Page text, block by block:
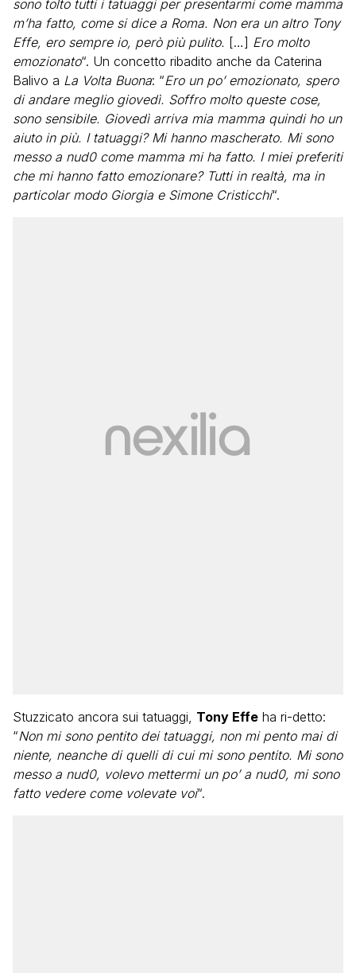
sono tolto tutti i tatuaggi per presentarmi come mamma
m’ha fatto, come si dice a Roma. Non era un altro Tony
Effe, ero sempre io, però più pulito. […] Ero molto
emozionato“. Un concetto ribadito anche da Caterina
Balivo a La Volta Buona: “Ero un po’ emozionato, spero
di andare meglio giovedì. Soffro molto queste cose,
sono sensibile. Giovedì arriva mia mamma quindi ho un
aiuto in più. I tatuaggi? Mi hanno mascherato. Mi sono
messo a nud0 come mamma mi ha fatto. I miei preferiti
che mi hanno fatto emozionare? Tutti in realtà, ma in
particolar modo Giorgia e Simone Cristicchi“.
Stuzzicato ancora sui tatuaggi, Tony Effe ha ri-detto:
“Non mi sono pentito dei tatuaggi, non mi pento mai di
niente, neanche di quelli di cui mi sono pentito. Mi sono
messo a nud0, volevo mettermi un po’ a nud0, mi sono
fatto vedere come volevate voi“.